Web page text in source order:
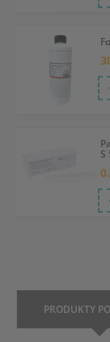
S
PRODUKTY